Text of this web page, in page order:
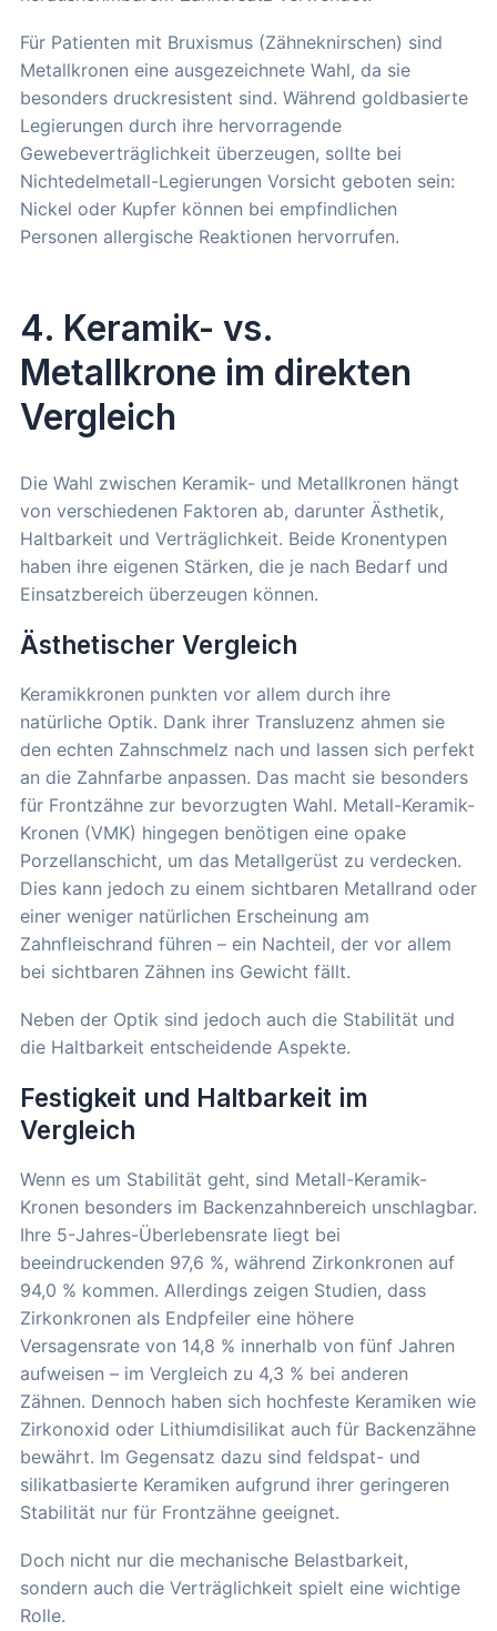
Für Patienten mit Bruxismus (Zähneknirschen) sind
Metallkronen eine ausgezeichnete Wahl, da sie
besonders druckresistent sind. Während goldbasierte
Legierungen durch ihre hervorragende
Gewebeverträglichkeit überzeugen, sollte bei
Nichtedelmetall-Legierungen Vorsicht geboten sein:
Nickel oder Kupfer können bei empfindlichen
Personen allergische Reaktionen hervorrufen.
4. Keramik- vs.
Metallkrone im direkten
Vergleich
Die Wahl zwischen Keramik- und Metallkronen hängt
von verschiedenen Faktoren ab, darunter Ästhetik,
Haltbarkeit und Verträglichkeit. Beide Kronentypen
haben ihre eigenen Stärken, die je nach Bedarf und
Einsatzbereich überzeugen können.
Ästhetischer Vergleich
Keramikkronen punkten vor allem durch ihre
natürliche Optik. Dank ihrer Transluzenz ahmen sie
den echten Zahnschmelz nach und lassen sich perfekt
an die Zahnfarbe anpassen. Das macht sie besonders
für Frontzähne zur bevorzugten Wahl. Metall-Keramik-
Kronen (VMK) hingegen benötigen eine opake
Porzellanschicht, um das Metallgerüst zu verdecken.
Dies kann jedoch zu einem sichtbaren Metallrand oder
einer weniger natürlichen Erscheinung am
Zahnfleischrand führen – ein Nachteil, der vor allem
bei sichtbaren Zähnen ins Gewicht fällt.
Neben der Optik sind jedoch auch die Stabilität und
die Haltbarkeit entscheidende Aspekte.
Festigkeit und Haltbarkeit im
Vergleich
Wenn es um Stabilität geht, sind Metall-Keramik-
Kronen besonders im Backenzahnbereich unschlagbar.
Ihre 5-Jahres-Überlebensrate liegt bei
beeindruckenden 97,6 %, während Zirkonkronen auf
94,0 % kommen. Allerdings zeigen Studien, dass
Zirkonkronen als Endpfeiler eine höhere
Versagensrate von 14,8 % innerhalb von fünf Jahren
aufweisen – im Vergleich zu 4,3 % bei anderen
Zähnen. Dennoch haben sich hochfeste Keramiken wie
Zirkonoxid oder Lithiumdisilikat auch für Backenzähne
bewährt. Im Gegensatz dazu sind feldspat- und
silikatbasierte Keramiken aufgrund ihrer geringeren
Stabilität nur für Frontzähne geeignet.
Doch nicht nur die mechanische Belastbarkeit,
sondern auch die Verträglichkeit spielt eine wichtige
Rolle.